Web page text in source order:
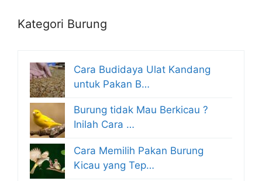
Kategori Burung
Cara Budidaya Ulat Kandang
untuk Pakan B…
Burung tidak Mau Berkicau ?
Inilah Cara …
Cara Memilih Pakan Burung
Kicau yang Tep…